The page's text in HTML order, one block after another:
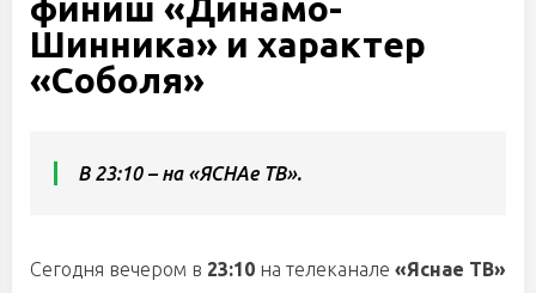
финиш «Динамо-
Шинника» и характер
«Соболя»
В 23:10 – на «ЯСНАе ТВ».
Сегодня вечером в 23:10 на телеканале «Яснае ТВ»